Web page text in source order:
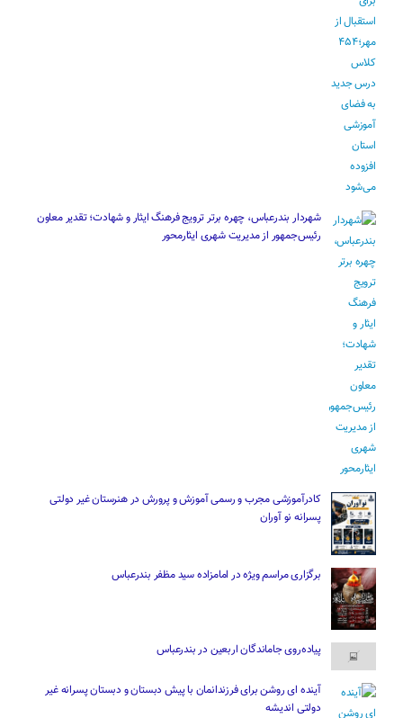
شهردار بندرعباس، چهره برتر ترویج فرهنگ ایثار و شهادت؛ تقدیر معاون
رئیس‌جمهور از مدیریت شهری ایثارمحور
کادرآموزشی مجرب و رسمی آموزش و پرورش در هنرستان غیر دولتی
پسرانه نو آوران
برگزاری مراسم ویژه در امامزاده سید مظفر بندرعباس
پیاده‌روی جاماندگان اربعین در بندرعباس
آینده ای روشن برای فرزندانمان با پیش دبستان و دبستان پسرانه غیر
دولتی اندیشه